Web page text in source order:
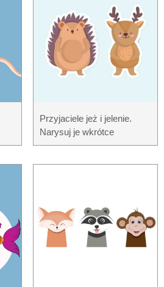
Przyjaciele jeż i jelenie.
Narysuj je wkrótce